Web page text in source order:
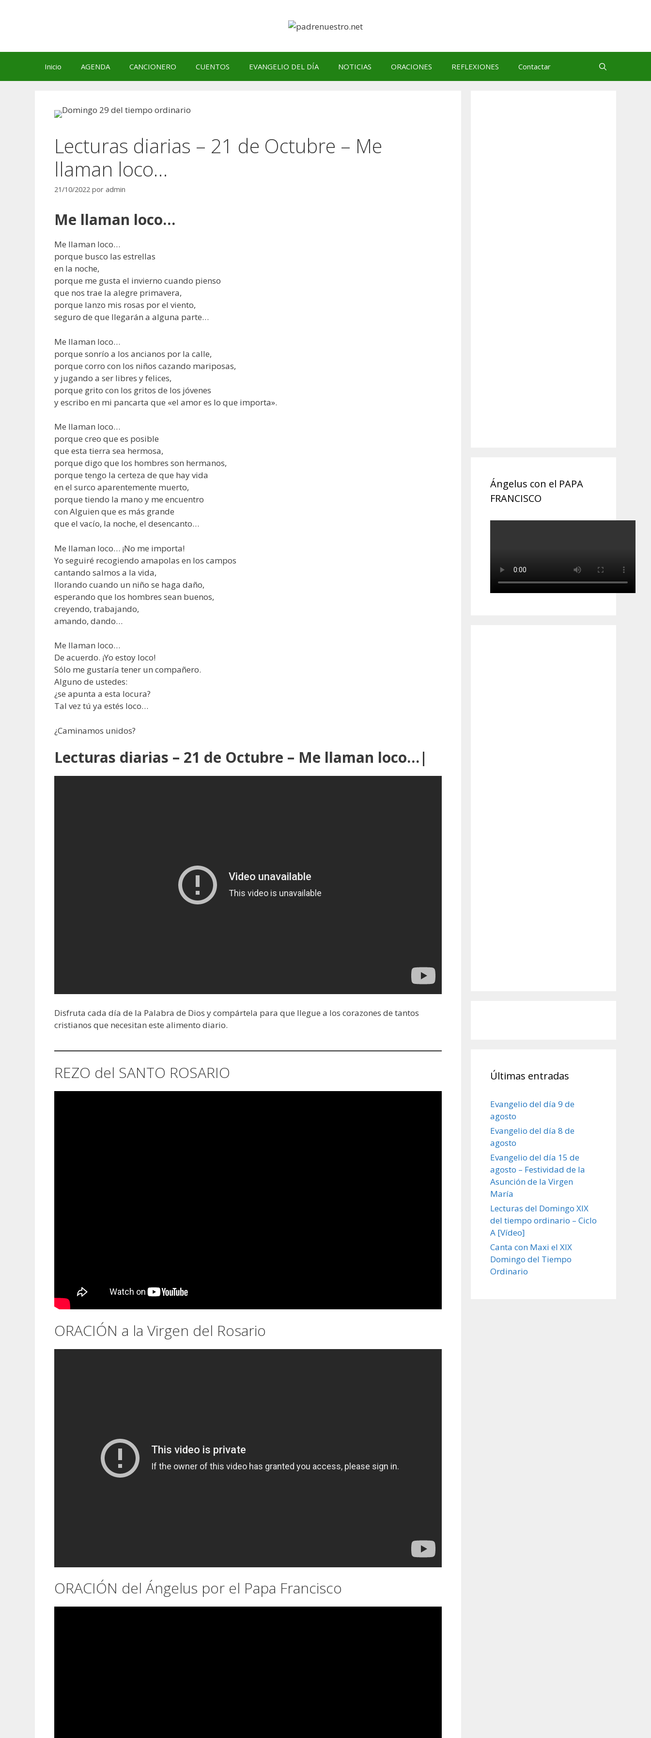
Inicio AGENDA CANCIONERO CUENTOS EVANGELIO DEL DÍA NOTICIAS ORACIONES REFLEXIONES Contactar
Lecturas diarias – 21 de Octubre – Me
llaman loco…
21/10/2022 por admin
Me llaman loco…
Me llaman loco…
porque busco las estrellas
en la noche,
porque me gusta el invierno cuando pienso
que nos trae la alegre primavera,
porque lanzo mis rosas por el viento,
seguro de que llegarán a alguna parte…
Me llaman loco…
porque sonrío a los ancianos por la calle,
porque corro con los niños cazando mariposas,
y jugando a ser libres y felices,
porque grito con los gritos de los jóvenes
y escribo en mi pancarta que «el amor es lo que importa».
Me llaman loco…
porque creo que es posible
que esta tierra sea hermosa,
porque digo que los hombres son hermanos,
porque tengo la certeza de que hay vida
en el surco aparentemente muerto,
porque tiendo la mano y me encuentro
con Alguien que es más grande
que el vacío, la noche, el desencanto…
Me llaman loco… ¡No me importa!
Yo seguiré recogiendo amapolas en los campos
cantando salmos a la vida,
llorando cuando un niño se haga daño,
esperando que los hombres sean buenos,
creyendo, trabajando,
amando, dando…
Me llaman loco…
De acuerdo. ¡Yo estoy loco!
Sólo me gustaría tener un compañero.
Alguno de ustedes:
¿se apunta a esta locura?
Tal vez tú ya estés loco…
¿Caminamos unidos?
Lecturas diarias – 21 de Octubre – Me llaman loco…|
Disfruta cada día de la Palabra de Dios y compártela para que llegue a los corazones de tantos
cristianos que necesitan este alimento diario.
REZO del SANTO ROSARIO
ORACIÓN a la Virgen del Rosario
ORACIÓN del Ángelus por el Papa Francisco
Ángelus con el PAPA
FRANCISCO
Últimas entradas
Evangelio del día 9 de
agosto
Evangelio del día 8 de
agosto
Evangelio del día 15 de
agosto – Festividad de la
Asunción de la Virgen
María
Lecturas del Domingo XIX
del tiempo ordinario – Ciclo
A [Vídeo]
Canta con Maxi el XIX
Domingo del Tiempo
Ordinario